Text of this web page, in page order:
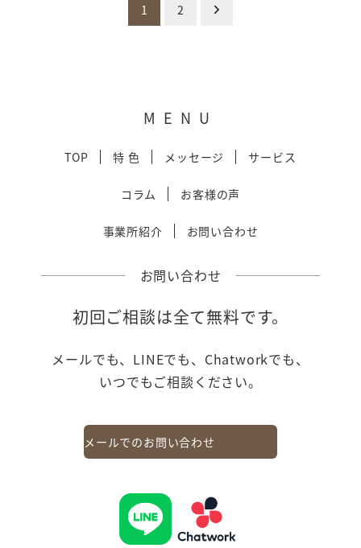
1 2
MENU
TOP 特 色 メッセージ サービス
コラム お客様の声
事業所紹介 お問い合わせ
お問い合わせ
初回ご相談は全て無料です。
メールでも、LINEでも、Chatworkでも、
いつでもご相談ください。
メールでのお問い合わせ